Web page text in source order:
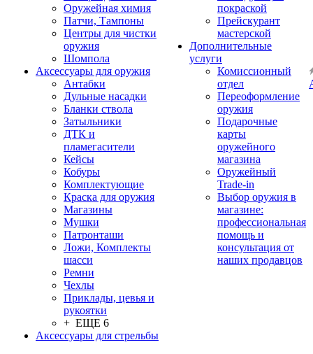
Оружейная химия
Патчи, Тампоны
Центры для чистки
оружия
Шомпола
Аксессуары для оружия
Антабки
Дульные насадки
Бланки ствола
Затыльники
ДТК и
пламегасители
Кейсы
Кобуры
Комплектующие
Краска для оружия
Магазины
Мушки
Патронташи
Ложи, Комплекты
шасси
Ремни
Чехлы
Приклады, цевья и
рукоятки
+ ЕЩЕ 6
Аксессуары для стрельбы
покраской
Прейскурант
мастерской
Дополнительные
услуги
Комиссионный
отдел
Переоформление
оружия
Подарочные
карты
оружейного
магазина
Оружейный
Trade-in
Выбор оружия в
магазине:
профессиональная
помощь и
консультация от
наших продавцов